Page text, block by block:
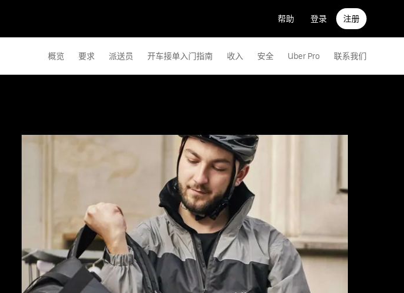
帮助 登录 注册
概览 要求 派送员 开车接单入门指南 收入 安全 Uber Pro 联系我们